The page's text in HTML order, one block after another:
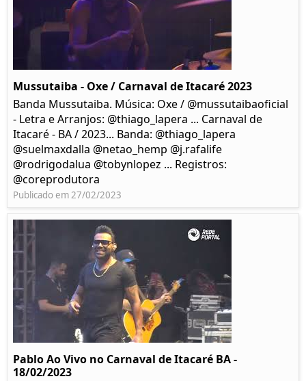
Mussutaiba - Oxe / Carnaval de Itacaré 2023
Banda Mussutaiba. Música: Oxe / @mussutaibaoficial
- Letra e Arranjos: @thiago_lapera ... Carnaval de
Itacaré - BA / 2023... Banda: @thiago_lapera
@suelmaxdalla @netao_hemp @j.rafalife
@rodrigodalua @tobynlopez ... Registros:
@coreprodutora
Publicado em 27/02/2023
Pablo Ao Vivo no Carnaval de Itacaré BA -
18/02/2023